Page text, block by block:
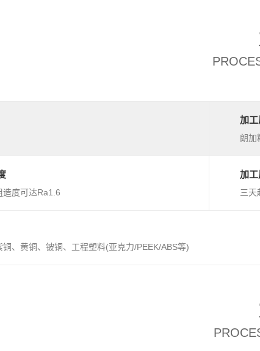
加
朗加
造度可达Ra1.6
加工
三天
铜、黄铜、铍铜、工程塑料(亚克力/PEEK/ABS等)